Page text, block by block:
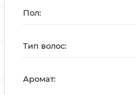
Пол:
Тип волос:
Аромат: